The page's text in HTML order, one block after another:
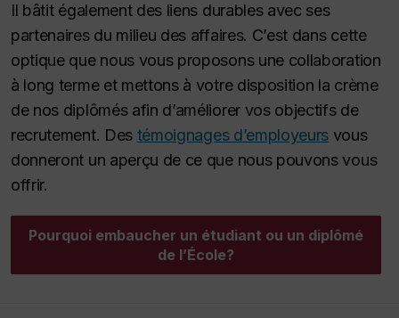
Il bâtit également des liens durables avec ses
partenaires du milieu des affaires. C’est dans cette
optique que nous vous proposons une collaboration
à long terme et mettons à votre disposition la crème
de nos diplômés afin d’améliorer vos objectifs de
recrutement. Des témoignages d’employeurs vous
donneront un aperçu de ce que nous pouvons vous
offrir.
Pourquoi embaucher un étudiant ou un diplômé
de l’École?